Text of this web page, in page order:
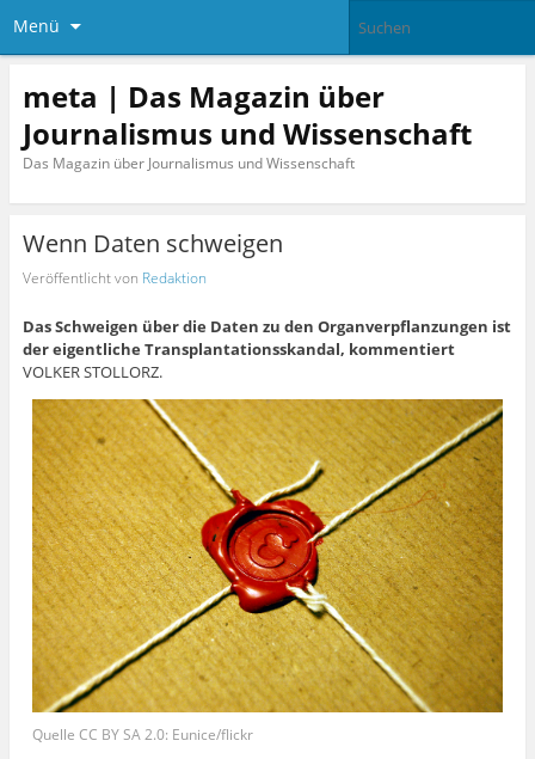
Menü
meta | Das Magazin über
Journalismus und Wissenschaft
Das Magazin über Journalismus und Wissenschaft
Wenn Daten schweigen
Veröffentlicht von Redaktion
Das Schweigen über die Daten zu den Organverpflanzungen ist
der eigentliche Transplantationsskandal, kommentiert
VOLKER STOLLORZ.
Quelle CC BY SA 2.0: Eunice/flickr